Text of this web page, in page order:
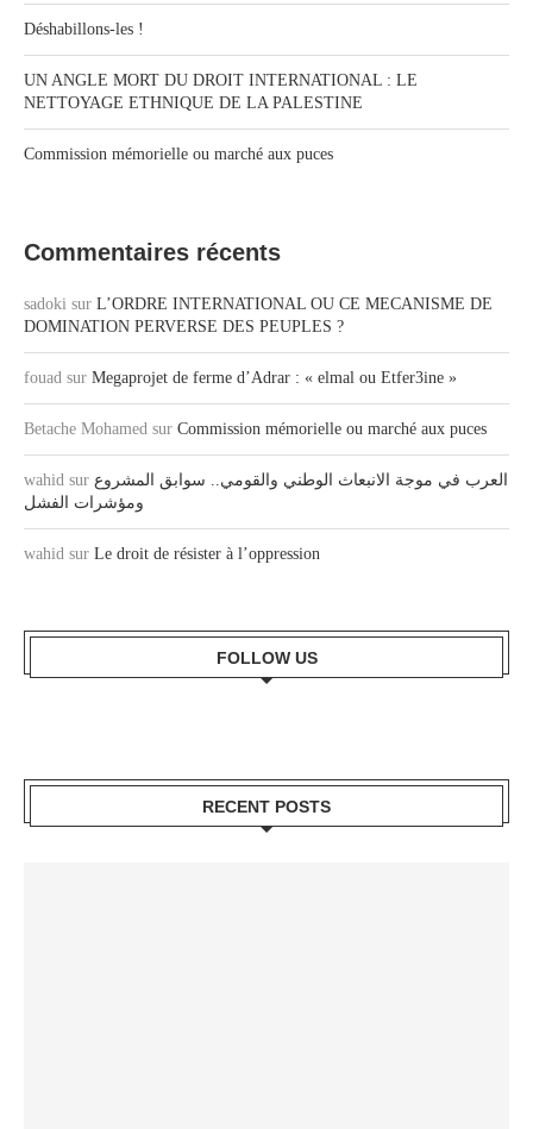
Déshabillons-les !
UN ANGLE MORT DU DROIT INTERNATIONAL : LE
NETTOYAGE ETHNIQUE DE LA PALESTINE
Commission mémorielle ou marché aux puces
Commentaires récents
sadoki sur L’ORDRE INTERNATIONAL OU CE MECANISME DE
DOMINATION PERVERSE DES PEUPLES ?
fouad sur Megaprojet de ferme d’Adrar : « elmal ou Etfer3ine »
Betache Mohamed sur Commission mémorielle ou marché aux puces
wahid sur العرب في موجة الانبعاث الوطني والقومي.. سوابق المشروع
ومؤشرات الفشل
wahid sur Le droit de résister à l’oppression
FOLLOW US
RECENT POSTS